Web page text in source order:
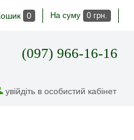
0 На суму 0 грн.
(097) 966-16-16
увійдіть в особистий кабінет